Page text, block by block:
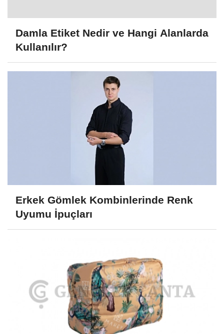
Damla Etiket Nedir ve Hangi Alanlarda
Kullanılır?
Erkek Gömlek Kombinlerinde Renk
Uyumu İpuçları